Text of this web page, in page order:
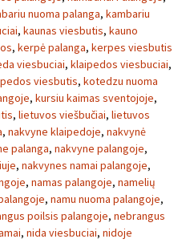
nuoma palanga, kambariu
, kaunas viesbutis, kauno
, kerpė palanga, kerpes viesbutis
viesbuciai, klaipedos viesbuciai,
viesbutis, kotedzu nuoma
, kursiu kaimas sventojoje,
, lietuvos viešbučiai, lietuvos
, nakvyne klaipedoje, nakvynė
palanga, nakvyne palangoje,
, nakvynes namai palangoje,
, namas palangoje, namelių
, namu nuoma palangoje,
poilsis palangoje, nebrangus
, nida viesbuciai, nidoje